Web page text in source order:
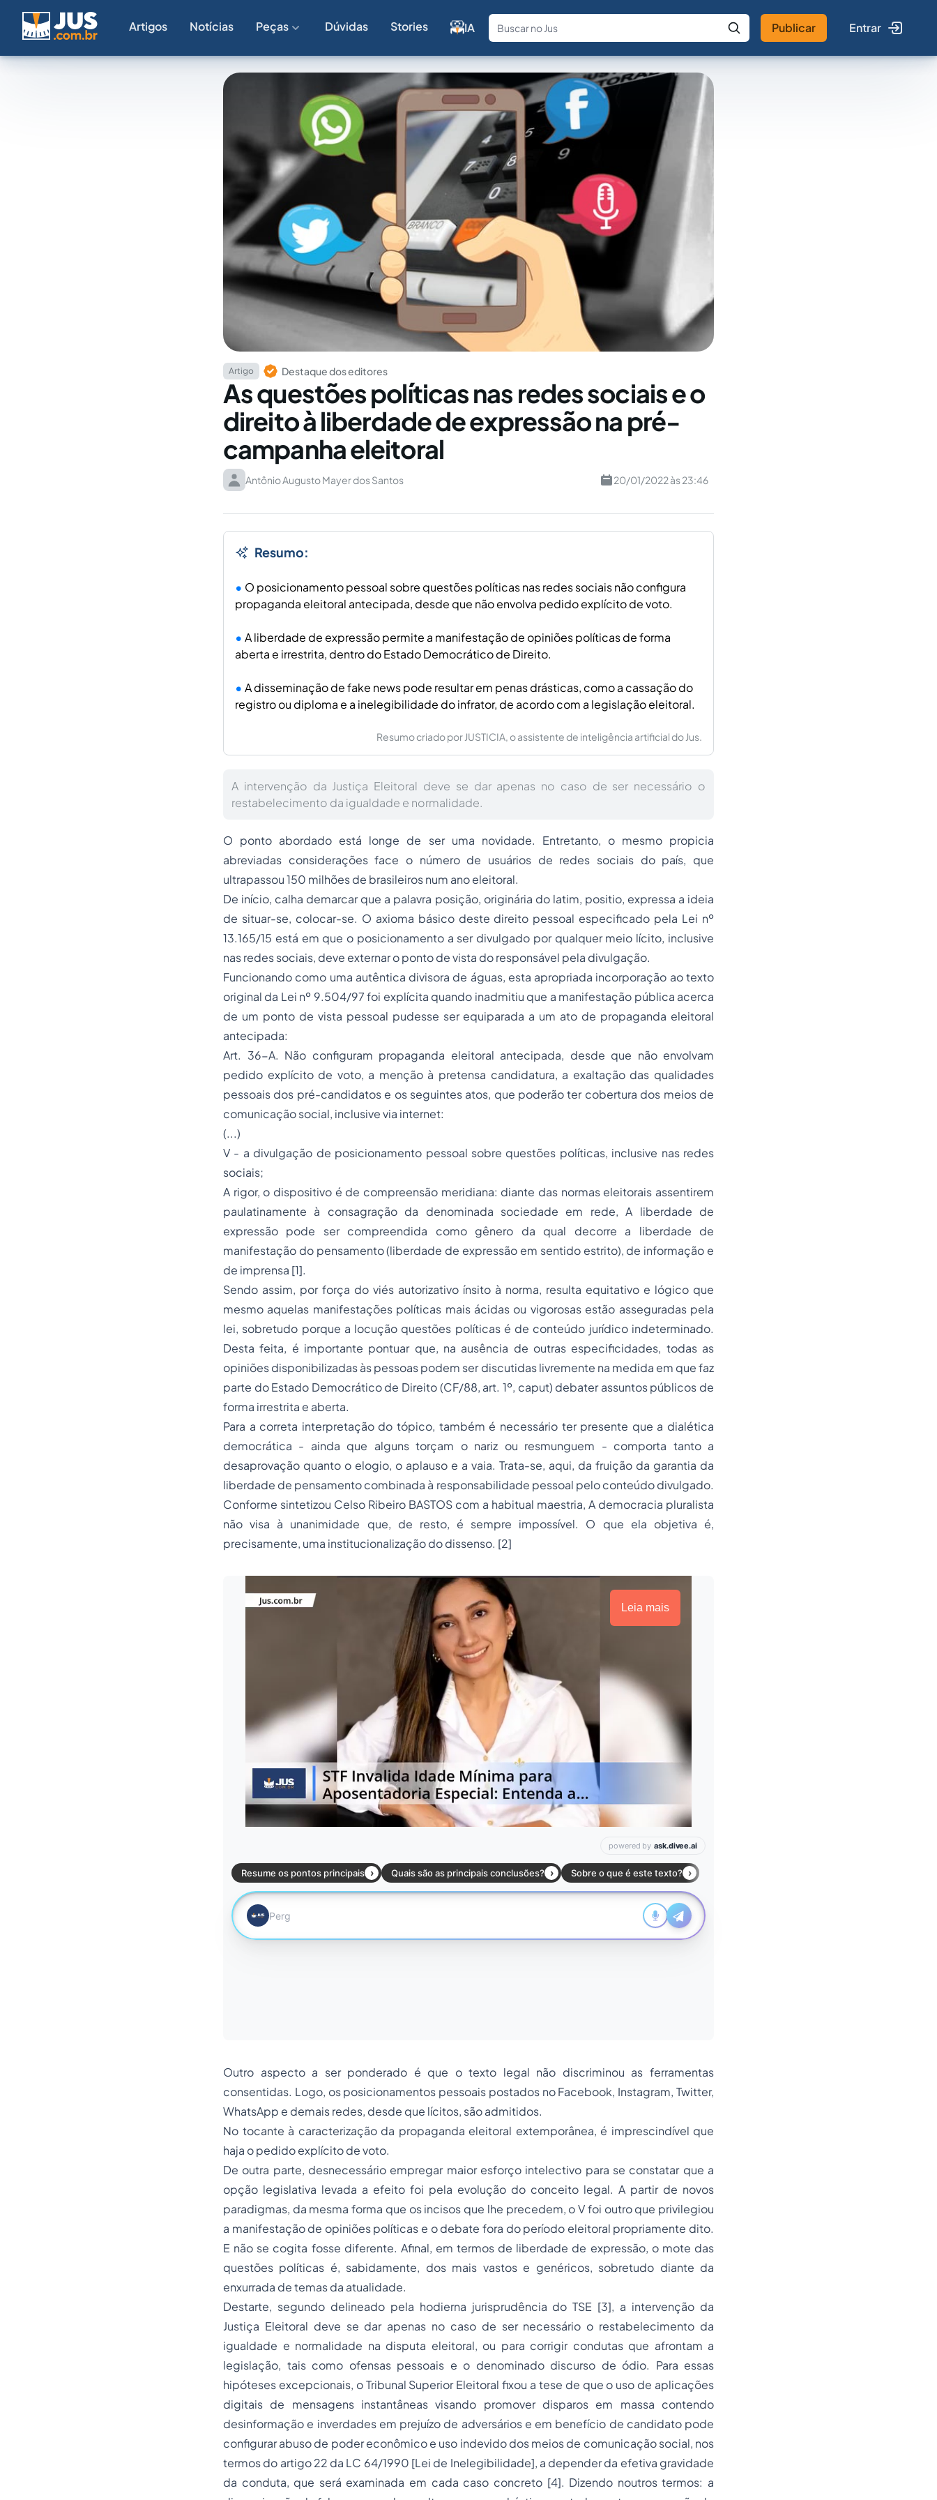
Artigos Notícias Peças Dúvidas Stories IA
Fale com a IA Buscar no Jus
Publicar Entrar
Artigo Destaque dos editores
As questões políticas nas redes sociais e o
direito à liberdade de expressão na pré-
campanha eleitoral
Antônio Augusto Mayer dos Santos 20/01/2022 às 23:46
Resumo:
O posicionamento pessoal sobre questões políticas nas redes sociais não configura
propaganda eleitoral antecipada, desde que não envolva pedido explícito de voto.
A liberdade de expressão permite a manifestação de opiniões políticas de forma
aberta e irrestrita, dentro do Estado Democrático de Direito.
A disseminação de fake news pode resultar em penas drásticas, como a cassação do
registro ou diploma e a inelegibilidade do infrator, de acordo com a legislação eleitoral.
Resumo criado por JUSTICIA, o assistente de inteligência artificial do Jus.
A intervenção da Justiça Eleitoral deve se dar apenas no caso de ser necessário o
restabelecimento da igualdade e normalidade.
O ponto abordado está longe de ser uma novidade. Entretanto, o mesmo propicia
abreviadas considerações face o número de usuários de redes sociais do país, que
ultrapassou 150 milhões de brasileiros num ano eleitoral.
De início, calha demarcar que a palavra posição, originária do latim, positio, expressa a ideia
de situar-se, colocar-se. O axioma básico deste direito pessoal especificado pela Lei nº
13.165/15 está em que o posicionamento a ser divulgado por qualquer meio lícito, inclusive
nas redes sociais, deve externar o ponto de vista do responsável pela divulgação.
Funcionando como uma autêntica divisora de águas, esta apropriada incorporação ao texto
original da Lei nº 9.504/97 foi explícita quando inadmitiu que a manifestação pública acerca
de um ponto de vista pessoal pudesse ser equiparada a um ato de propaganda eleitoral
antecipada:
Art. 36-A. Não configuram propaganda eleitoral antecipada, desde que não envolvam
pedido explícito de voto, a menção à pretensa candidatura, a exaltação das qualidades
pessoais dos pré-candidatos e os seguintes atos, que poderão ter cobertura dos meios de
comunicação social, inclusive via internet:
(...)
V - a divulgação de posicionamento pessoal sobre questões políticas, inclusive nas redes
sociais;
A rigor, o dispositivo é de compreensão meridiana: diante das normas eleitorais assentirem
paulatinamente à consagração da denominada sociedade em rede, A liberdade de
expressão pode ser compreendida como gênero da qual decorre a liberdade de
manifestação do pensamento (liberdade de expressão em sentido estrito), de informação e
de imprensa [1].
Sendo assim, por força do viés autorizativo ínsito à norma, resulta equitativo e lógico que
mesmo aquelas manifestações políticas mais ácidas ou vigorosas estão asseguradas pela
lei, sobretudo porque a locução questões políticas é de conteúdo jurídico indeterminado.
Desta feita, é importante pontuar que, na ausência de outras especificidades, todas as
opiniões disponibilizadas às pessoas podem ser discutidas livremente na medida em que faz
parte do Estado Democrático de Direito (CF/88, art. 1º, caput) debater assuntos públicos de
forma irrestrita e aberta.
Para a correta interpretação do tópico, também é necessário ter presente que a dialética
democrática - ainda que alguns torçam o nariz ou resmunguem - comporta tanto a
desaprovação quanto o elogio, o aplauso e a vaia. Trata-se, aqui, da fruição da garantia da
liberdade de pensamento combinada à responsabilidade pessoal pelo conteúdo divulgado.
Conforme sintetizou Celso Ribeiro BASTOS com a habitual maestria, A democracia pluralista
não visa à unanimidade que, de resto, é sempre impossível. O que ela objetiva é,
precisamente, uma institucionalização do dissenso. [2]
Leia mais
Outro aspecto a ser ponderado é que o texto legal não discriminou as ferramentas
consentidas. Logo, os posicionamentos pessoais postados noFacebook, Instagram, Twitter,
WhatsApp e demais redes, desde que lícitos, são admitidos.
No tocante à caracterização da propaganda eleitoral extemporânea, é imprescindível que
haja o pedido explícito de voto.
De outra parte, desnecessário empregar maior esforço intelectivo para se constatar que a
opção legislativa levada a efeito foi pela evolução do conceito legal. A partir de novos
paradigmas, da mesma forma que os incisos que lhe precedem, o V foi outro que privilegiou
a manifestação de opiniões políticas e o debate fora do período eleitoral propriamente dito.
E não se cogita fosse diferente. Afinal, em termos de liberdade de expressão, o mote das
questões políticas é, sabidamente, dos mais vastos e genéricos, sobretudo diante da
enxurrada de temas da atualidade.
Destarte, segundo delineado pela hodierna jurisprudência do TSE [3], a intervenção da
Justiça Eleitoral deve se dar apenas no caso de ser necessário o restabelecimento da
igualdade e normalidade na disputa eleitoral, ou para corrigir condutas que afrontam a
legislação, tais como ofensas pessoais e o denominado discurso de ódio. Para essas
hipóteses excepcionais, o Tribunal Superior Eleitoral fixou a tese de que o uso de aplicações
digitais de mensagens instantâneas visando promover disparos em massa contendo
desinformação e inverdades em prejuízo de adversários e em benefício de candidato pode
configurar abuso de poder econômico e uso indevido dos meios de comunicação social, nos
termos do artigo 22 da LC 64/1990 [Lei de Inelegibilidade], a depender da efetiva gravidade
da conduta, que será examinada em cada caso concreto [4]. Dizendo noutros termos: a